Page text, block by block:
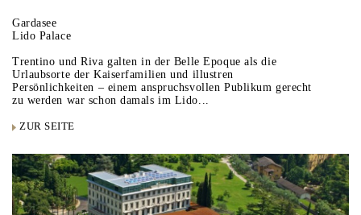
Gardasee
Lido Palace
Trentino und Riva galten in der Belle Epoque als die
Urlaubsorte der Kaiserfamilien und illustren
Persönlichkeiten – einem anspruchsvollen Publikum gerecht
zu werden war schon damals im Lido...
ZUR SEITE